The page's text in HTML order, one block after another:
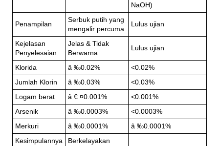
NaOH)
Penampilan
Serbuk putih yang
mengalir percuma
Lulus ujian
Kejelasan
Penyelesaian
Jelas & Tidak
Berwarna
Lulus ujian
Klorida â ‰0.02%
<0.02%
Jumlah Klorin
â ‰0.03%
<0.03%
Logam berat
â € ¤0.001%
<0.001%
Arsenik
â ‰0.0003%
<0.0003%
Merkuri
â ‰0.0001%
â ‰0.0001%
Kesimpulannya
Berkelayakan